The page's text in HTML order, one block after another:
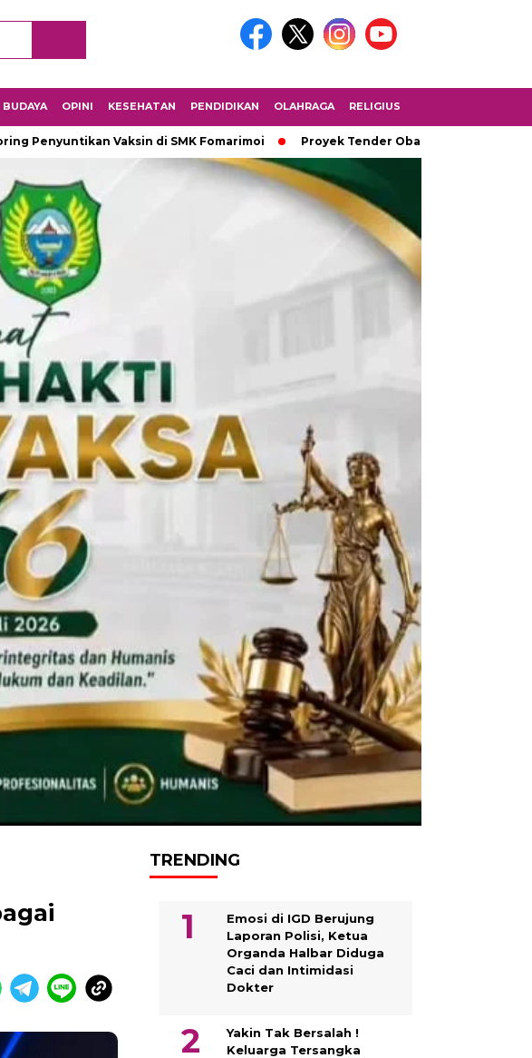
BUDAYA OPINI KESEHATAN PENDIDIKAN OLAHRAGA RELIGIUS
Vaksin di SMK Fomarimoi Proyek Tender Obat 2,2 Miliar Tidak Melalui
TRENDING
Emosi di IGD Berujung
Laporan Polisi, Ketua
Organda Halbar Diduga
Caci dan Intimidasi
Dokter
Yakin Tak Bersalah !
Keluarga Tersangka